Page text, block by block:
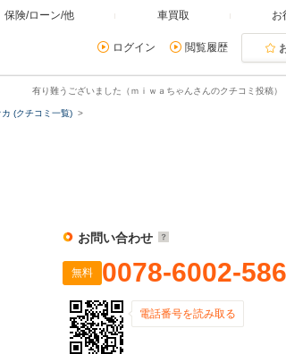
保険/ローン/他 車買取 お
ログイン 閲覧履歴
有り難うございました（ｍｉｗａちゃんさんのクチコミ投稿）
(クチコミ一覧)
お問い合わせ
無料 0078-6002-
電話番号を読み取る